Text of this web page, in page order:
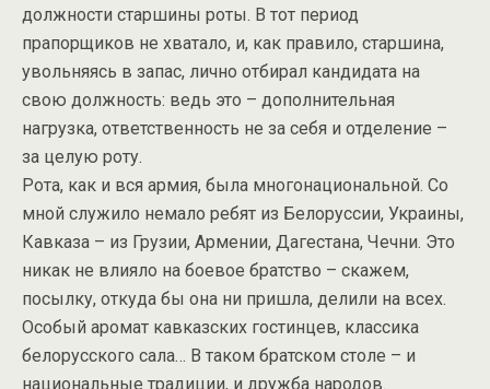
должности старшины роты. В тот период
прапорщиков не хватало, и, как правило, старшина,
увольняясь в запас, лично отбирал кандидата на
свою должность: ведь это – дополнительная
нагрузка, ответственность не за себя и отделение –
за целую роту.
Рота, как и вся армия, была многонациональной. Со
мной служило немало ребят из Белоруссии, Украины,
Кавказа – из Грузии, Армении, Дагестана, Чечни. Это
никак не влияло на боевое братство – скажем,
посылку, откуда бы она ни пришла, делили на всех.
Особый аромат кавказских гостинцев, классика
белорусского сала… В таком братском столе – и
национальные традиции, и дружба народов.